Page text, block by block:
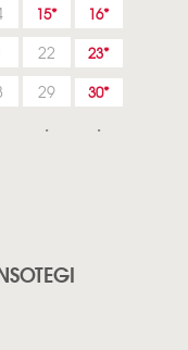
15 16
22 23
29 30